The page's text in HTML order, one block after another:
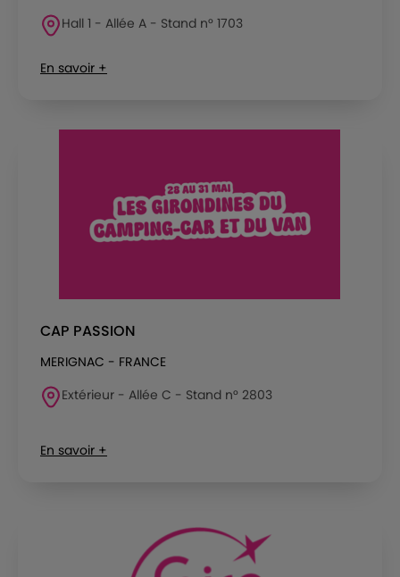
Hall 1 - Allée A - Stand n° 1703
En savoir +
CAP PASSION
MERIGNAC - FRANCE
Extérieur - Allée C - Stand n° 2803
En savoir +